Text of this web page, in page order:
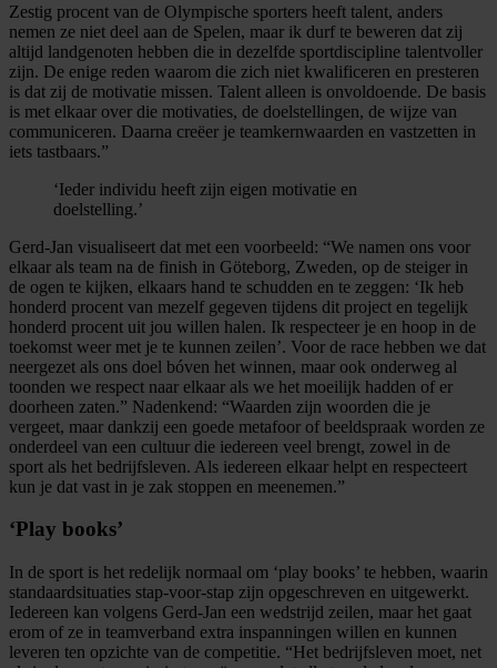
Zestig procent van de Olympische sporters heeft talent, anders
nemen ze niet deel aan de Spelen, maar ik durf te beweren dat zij
altijd landgenoten hebben die in dezelfde sportdiscipline talentvoller
zijn. De enige reden waarom die zich niet kwalificeren en presteren
is dat zij de motivatie missen. Talent alleen is onvoldoende. De basis
is met elkaar over die motivaties, de doelstellingen, de wijze van
communiceren. Daarna creëer je teamkernwaarden en vastzetten in
iets tastbaars.”
‘Ieder individu heeft zijn eigen motivatie en
doelstelling.’
Gerd-Jan visualiseert dat met een voorbeeld: “We namen ons voor
elkaar als team na de finish in Göteborg, Zweden, op de steiger in
de ogen te kijken, elkaars hand te schudden en te zeggen: ‘Ik heb
honderd procent van mezelf gegeven tijdens dit project en tegelijk
honderd procent uit jou willen halen. Ik respecteer je en hoop in de
toekomst weer met je te kunnen zeilen’. Voor de race hebben we dat
neergezet als ons doel bóven het winnen, maar ook onderweg al
toonden we respect naar elkaar als we het moeilijk hadden of er
doorheen zaten.” Nadenkend: “Waarden zijn woorden die je
vergeet, maar dankzij een goede metafoor of beeldspraak worden ze
onderdeel van een cultuur die iedereen veel brengt, zowel in de
sport als het bedrijfsleven. Als iedereen elkaar helpt en respecteert
kun je dat vast in je zak stoppen en meenemen.”
‘Play books’
In de sport is het redelijk normaal om ‘play books’ te hebben, waarin
standaardsituaties stap-voor-stap zijn opgeschreven en uitgewerkt.
Iedereen kan volgens Gerd-Jan een wedstrijd zeilen, maar het gaat
erom of ze in teamverband extra inspanningen willen en kunnen
leveren ten opzichte van de competitie. “Het bedrijfsleven moet, net